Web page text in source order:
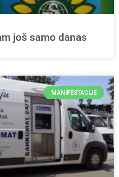
još samo danas
MANIFESTACIJE